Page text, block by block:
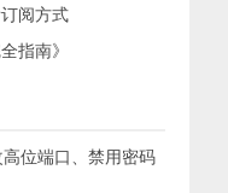
阅方式
指南》
位端口、禁用密码